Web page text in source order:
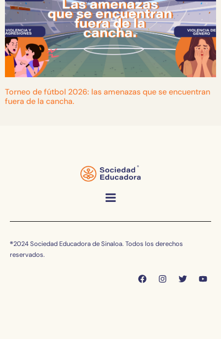
Torneo de fútbol 2026: las amenazas que se encuentran
fuera de la cancha.
®2024 Sociedad Educadora de Sinaloa. Todos los derechos
reservados.